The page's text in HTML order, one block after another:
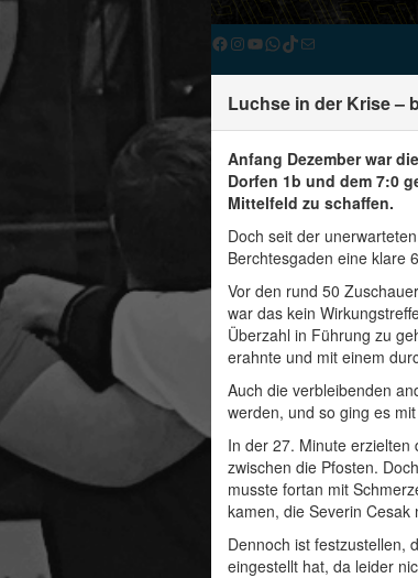
Facebook
Instagram
YouTube
WhatsApp
TikTok
E-Mail
Luchse in der Krise –
Anfang Dezember war
Dorfen 1b und dem 7:0
Mittelfeld zu schaffen.
Doch seit der
Berchtesgaden eine klare
Vor den rund 50
war das kein
Überzahl in Führung zu
erahnte und mit einem
Auch die verbleibenden
werden, und so ging es
In der 27. Minute
zwischen die Pfosten.
musste fortan mit
kamen, die Severin
Dennoch ist festzustellen,
eingestellt hat, da leider